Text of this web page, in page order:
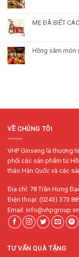
MẸ ĐÃ BIẾT
Hồng sâm món
VỀ CHÚNG TÔI
VHP Ginseng là thương
phối các sản phẩm từ
thảo Hàn Quốc và các
Địa chỉ: 78 Trần Hưng
Điện thoại: (0243) 373
Email: info@vhpgroup.vn
TƯ VẤN QUÀ TẶNG